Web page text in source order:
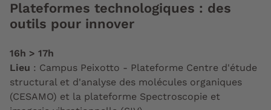
Plateformes technologiques : des
outils pour innover
16h > 17h
Lieu : Campus Peixotto - Plateforme Centre d'étude
structural et d'analyse des molécules organiques
(CESAMO) et la plateforme Spectroscopie et